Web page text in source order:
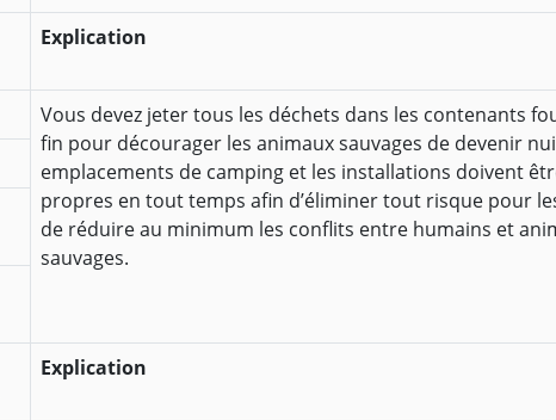
Explication
Vous devez jeter tous les déchets dans les contenants
fin pour décourager les animaux sauvages de devenir
emplacements de camping et les installations doivent
propres en tout temps afin d’éliminer tout risque pour
de réduire au minimum les conflits entre humains et
sauvages.
Explication